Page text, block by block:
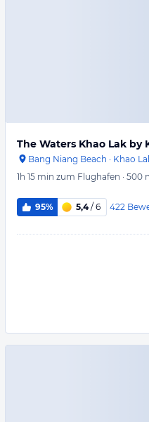
The Waters Khao Lak by
Bang Niang Beach · Khao
1h 15 min zum Flughafen · 500
95% 5,4/ 6 422